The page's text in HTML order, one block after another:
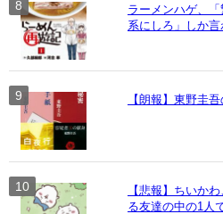
ラーメンハゲ、
系にしろ」しか言
【朗報】東野圭
【悲報】ちいか
る友達の中の1人